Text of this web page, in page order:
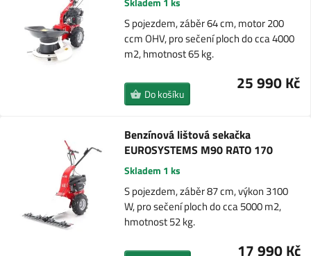
S pojezdem, záběr 64 cm, motor 200
ccm OHV, pro sečení ploch do cca 4000
m2, hmotnost 65 kg.
25 990 Kč
Do košíku
Benzínová lištová sekačka
EUROSYSTEMS M90 RATO 170
Skladem 1 ks
S pojezdem, záběr 87 cm, výkon 3100
W, pro sečení ploch do cca 5000 m2,
hmotnost 52 kg.
17 990 Kč